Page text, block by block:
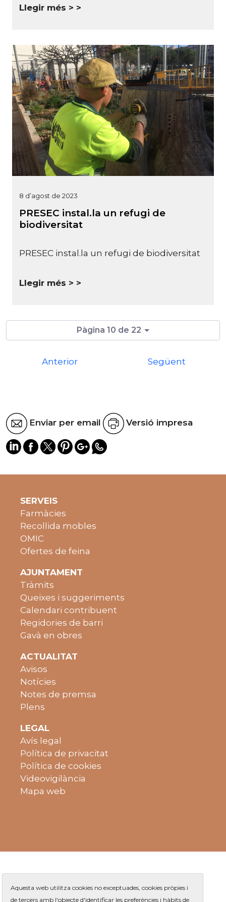
Llegir més >
8 d’agost de 2023
PRESEC instal.la un refugi de
biodiversitat
PRESEC instal.la un refugi de biodiversitat
Llegir més >
Pàgina 10 de 22
Anterior Següent
Enviar per email Versió impresa
SERVEIS
Farmàcies
Recollida mobles
OMIC
Ofertes de feina
AJUNTAMENT
Tràmits
Queixes i suggeriments
Calendari contribuent
Regidories de barri
Gavà en obres
ACTUALITAT
Avisos
Notícies
Notes de premsa
Plens
LEGAL
Avís legal
Política de privacitat
Política de cookies
Videovigilància
Mapa web
Aquesta web utilitza cookies no exceptuades, cookies pròpies i
de tercers amb l'objecte d'identificar les preferències i hàbits de